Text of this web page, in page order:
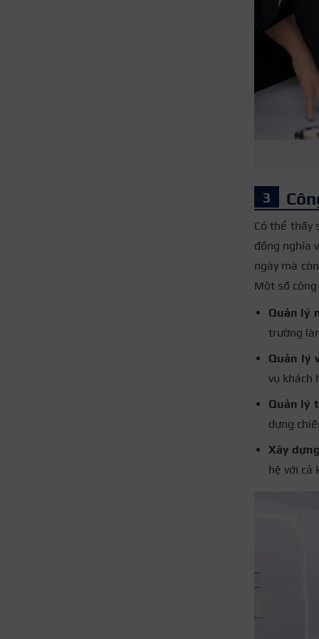
Có thể thấy
đồng nghĩa
ngày mà
Một số công
Quản lý
trường
Quản lý
vụ khách
Quản lý
dựng
Xây
hệ với cả